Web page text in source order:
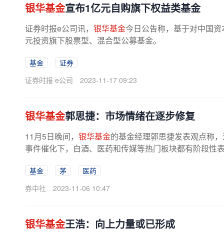
银华基金宣布1亿元自购旗下权益类基金
证券时报e公司讯， 银华基金今日公告称，基于对中国
元投资旗下股票型、混合型公募基金。
基金
证券
证券时报·e公司
2023-11-17 09:23
银华基金郭思捷：市场情绪在逐步修复
11月5日晚间， 银华基金的基金经理郭思捷发表观点称
事件催化下，白酒、医药和传媒等热门板块都有阶段性
基金 茅
医药
券中社
2023-11-06 10:47
银华基金王浩：向上力量或已形成